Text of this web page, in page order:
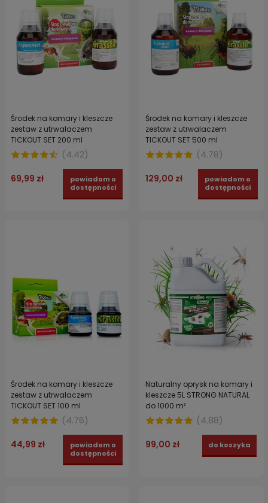
Środek na komary i kleszcze
zestaw z utrwalaczem
TICKOUT SET 200 ml
(4.42)
69,99 zł
powiadom o
dostępności
Środek na komary i kleszcze
zestaw z utrwalaczem
TICKOUT SET 500 ml
(4.78)
129,00 zł
powiadom o
dostępności
Środek na komary i kleszcze
zestaw z utrwalaczem
TICKOUT SET 100 ml
(4.76)
44,99 zł
powiadom o
dostępności
Naturalny oprysk na komary i
kleszcze 5L STRONG NATURAL
do 1000 m²
(4.88)
99,00 zł do koszyka